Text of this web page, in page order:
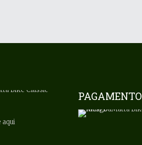
PAGAMENTO